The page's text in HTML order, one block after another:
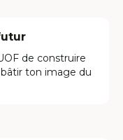
de construire
ton image du